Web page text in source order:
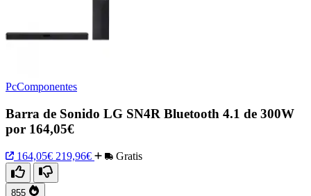
PcComponentes
Barra de Sonido LG SN4R Bluetooth 4.1 de 300W
por 164,05€
164,05€ 219,96€ Gratis
855